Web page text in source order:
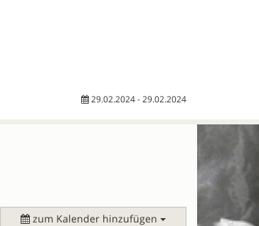
29.02.2024 - 29.02.2024
zum Kalender hinzufügen